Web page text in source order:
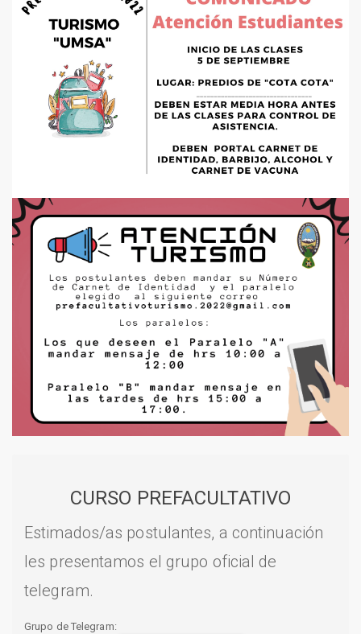
CURSO PREFACULTATIVO
Estimados/as postulantes, a continuación
les presentamos el grupo oficial de
telegram.
Grupo de Telegram: